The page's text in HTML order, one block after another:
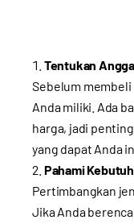
Tentukan
Sebelum
Anda miliki. Ada
harga, jadi
yang dapat Anda
Pahami
Pertimbangkan
Jika Anda